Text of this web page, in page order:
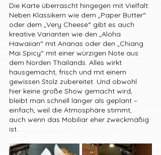
Die Karte überrascht hingegen mit Vielfalt:
Neben Klassikern wie dem „Paper Butter“
oder dem „Very Cheese“ gibt es auch
kreative Varianten wie den „Aloha
Hawaiian“ mit Ananas oder den „Chiang
Mai Spicy“ mit einer würzigen Note aus
dem Norden Thailands. Alles wirkt
hausgemacht, frisch und mit einem
gewissen Stolz zubereitet. Und obwohl
hier keine große Show gemacht wird,
bleibt man schnell länger als geplant –
einfach, weil die Atmosphäre stimmt,
auch wenn das Mobiliar eher zweckmäßig
ist.